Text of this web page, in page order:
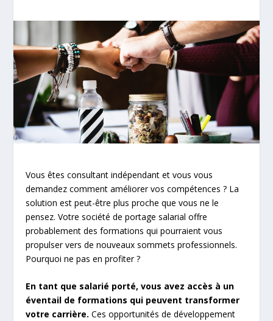
Vous êtes consultant indépendant et vous vous
demandez comment améliorer vos compétences ? La
solution est peut-être plus proche que vous ne le
pensez. Votre société de portage salarial offre
probablement des formations qui pourraient vous
propulser vers de nouveaux sommets professionnels.
Pourquoi ne pas en profiter ?
En tant que salarié porté, vous avez accès à un
éventail de formations qui peuvent transformer
votre carrière. Ces opportunités de développement